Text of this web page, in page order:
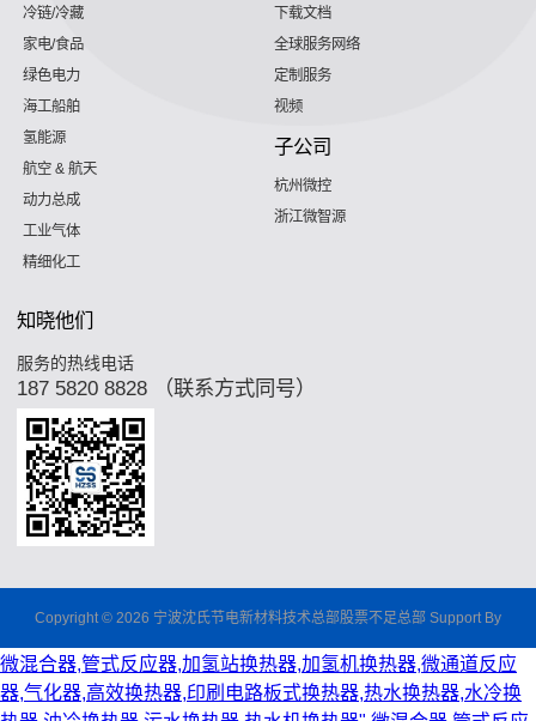
冷链/冷藏
家电/食品
绿色电力
海工船舶
氢能源
航空 & 航天
动力总成
工业气体
精细化工
下载文档
全球服务网络
定制服务
视频
子公司
杭州微控
浙江微智源
知晓他们
服务的热线电话
187 5820 8828 （联系方式同号）
Copyright © 2026 宁波沈氏节电新材料技术总部股票不足总部 Support By
微混合器,管式反应器,加氢站换热器,加氢机换热器,微通道反应
器,气化器,高效换热器,印刷电路板式换热器,热水换热器,水冷换